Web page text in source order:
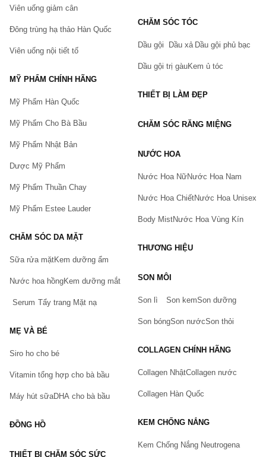
Bạn gặp vấn đề về sản phẩm hay mua hàng?
Hãy báo lỗi cho chúng tôi. Hoặc gọi cho chúng tôi qua số
Viên uống giảm cân
Đông trùng hạ thảo Hàn Quốc
Viên uống nội tiết tố
MỸ PHẨM CHÍNH HÃNG
Mỹ Phẩm Hàn Quốc
Mỹ Phẩm Cho Bà Bầu
Mỹ Phẩm Nhật Bản
Dược Mỹ Phẩm
Mỹ Phẩm Thuần Chay
Mỹ Phẩm Estee Lauder
CHĂM SÓC DA MẶT
Sữa rửa mặtKem dưỡng ẩm
Nước hoa hồngKem dưỡng mắt
Serum Tẩy trang Mặt nạ
MẸ VÀ BÉ
Siro ho cho bé
Vitamin tổng hợp cho bà bầu
Máy hút sữaDHA cho bà bầu
ĐỒNG HỒ
THIẾT BỊ CHĂM SÓC SỨC
CHĂM SÓC TÓC
Dầu gội Dầu xả Dầu gội phủ bạc
Dầu gội trị gàuKem ủ tóc
THIẾT BỊ LÀM ĐẸP
CHĂM SÓC RĂNG MIỆNG
NƯỚC HOA
Nước Hoa NữNước Hoa Nam
Nước Hoa ChiếtNước Hoa Unisex
Body MistNước Hoa Vùng Kín
THƯƠNG HIỆU
SON MÔI
Son lì Son kemSon dưỡng
Son bóngSon nướcSon thỏi
COLLAGEN CHÍNH HÃNG
Collagen NhậtCollagen nước
Collagen Hàn Quốc
KEM CHỐNG NẮNG
Kem Chống Nắng Neutrogena